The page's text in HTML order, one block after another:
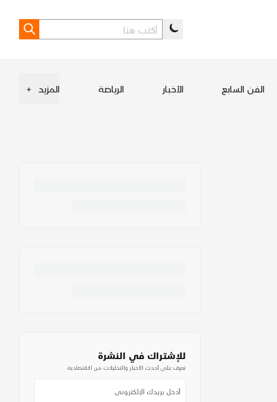
الفن السابع الأخبار الرياضة المزيد +
للإشتراك في النشرة
تعرف على أحدث الأخبار والتحليلات من الاقتصادية